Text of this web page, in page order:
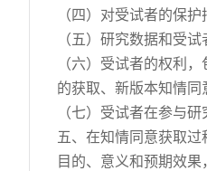
（四）对受试者的保护
（五）研究数据和受
（六）受试者的权利
的获取、新版本知情
（七）受试者在参与
五、在知情同意获取
目的、意义和预期效